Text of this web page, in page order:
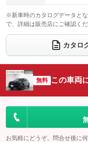
：装備なし
ウォークスルー
：装備なし
電動リアゲート
：装備なし
サイドカメラ
：装備なし
：装備なし
※新車時のカタログデータと
で、詳細は販売店にご確認くだ
カタロ
無料 この車両
お気軽にどうぞ。問合せ後に